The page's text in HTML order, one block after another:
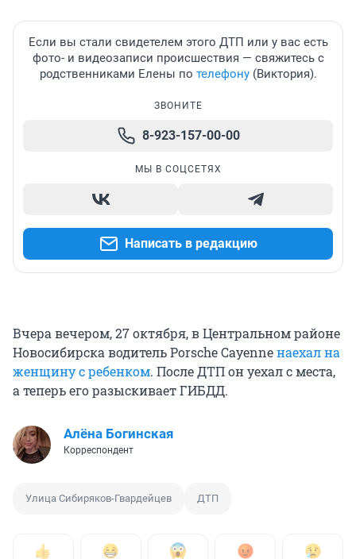
Если вы стали свидетелем этого ДТП или у вас есть
фото- и видеозаписи происшествия — свяжитесь с
родственниками Елены по телефону(Виктория).
ЗВОНИТЕ
8-923-157-00-00
МЫ В СОЦСЕТЯХ
Написать в редакцию
Вчера вечером, 27 октября, в Центральном районе
Новосибирска водитель Porsche Cayenneнаехал на
женщину с ребенком. После ДТП он уехал с места,
а теперь его разыскивает ГИБДД.
Алёна Богинская
Корреспондент
Улица Сибиряков-Гвардейцев ДТП